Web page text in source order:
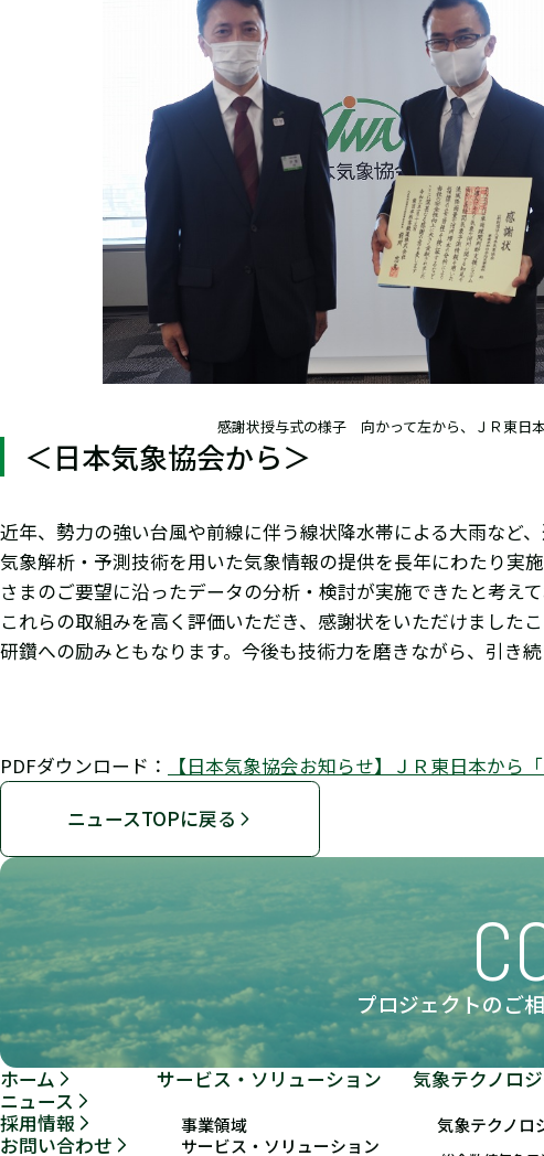
感謝状授与式の様子 向かって左から、ＪＲ東日
＜日本気象協会から＞
近年、勢力の強い台風や前線に伴う線状降水帯による大雨など
気象解析・予測技術を用いた気象情報の提供を長年にわたり実
さまのご要望に沿ったデータの分析・検討が実施できたと考えて
これらの取組みを高く評価いただき、感謝状をいただけました
研鑽への励みともなります。今後も技術力を磨きながら、引き
PDFダウンロード：
【日本気象協会お知らせ】ＪＲ東日本から
ニュースTOPに戻る
プロジェクトのご
ホーム
ニュース
採用情報
お問い合わせ
サービス・ソリューション
事業領域
サービス・ソリューション
気象テクノロ
気象テクノロ